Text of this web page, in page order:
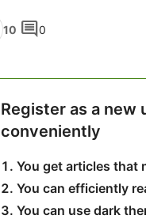
10 comment0
Register as a new
conveniently
You get articles that
You can efficiently
You can use dark